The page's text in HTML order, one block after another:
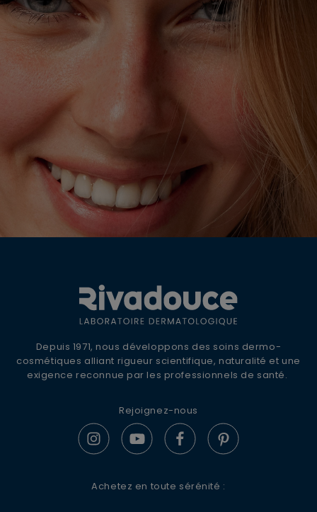
OFFRE DE BIENVENUE
10% DE REMISE +
LIVRAISON OFFERTE
Inscrivez-vous à la newsletter Rivadouce
pour recevoir nos conseils d'experts, nos
actualités et offres spéciales.
S'ABONNER
Depuis 1971, nous développons des soins dermo-
cosmétiques alliant rigueur scientifique, naturalité et une
exigence reconnue par les professionnels de santé.
Rejoignez-nous
Achetez en toute sérénité :